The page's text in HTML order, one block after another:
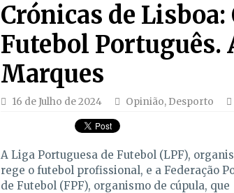
Crónicas de
Futebol Português.
Marques
16 de Julho de 2024 Opinião, Desporto
A Liga Portuguesa de Futebol (LPF),
rege o futebol profissional, e a Federação
de Futebol (FPF), organismo de cúpula, que